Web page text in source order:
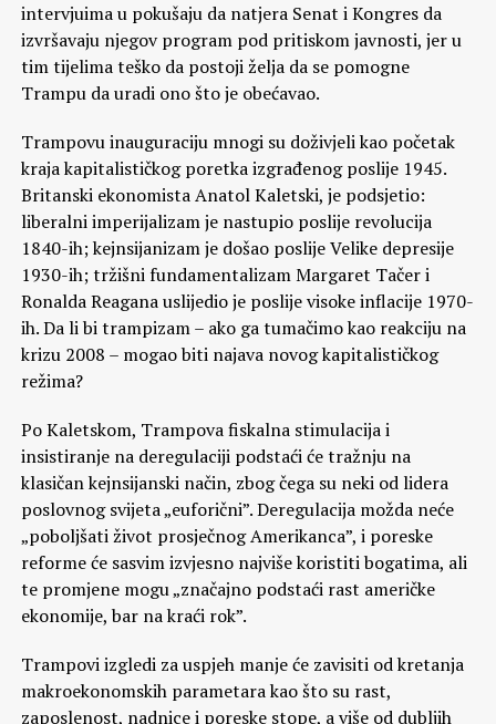
intervjuima u pokušaju da natjera Senat i Kongres da
izvršavaju njegov program pod pritiskom javnosti, jer u
tim tijelima teško da postoji želja da se pomogne
Trampu da uradi ono što je obećavao.
Trampovu inauguraciju mnogi su doživjeli kao početak
kraja kapitalističkog poretka izgrađenog poslije 1945.
Britanski ekonomista Anatol Kaletski, je podsjetio:
liberalni imperijalizam je nastupio poslije revolucija
1840-ih; kejnsijanizam je došao poslije Velike depresije
1930-ih; tržišni fundamentalizam Margaret Tačer i
Ronalda Reagana uslijedio je poslije visoke inflacije 1970-
ih. Da li bi trampizam – ako ga tumačimo kao reakciju na
krizu 2008 – mogao biti najava novog kapitalističkog
režima?
Po Kaletskom, Trampova fiskalna stimulacija i
insistiranje na deregulaciji podstaći će tražnju na
klasičan kejnsijanski način, zbog čega su neki od lidera
poslovnog svijeta „euforični”. Deregulacija možda neće
„poboljšati život prosječnog Amerikanca”, i poreske
reforme će sasvim izvjesno najviše koristiti bogatima, ali
te promjene mogu „značajno podstaći rast američke
ekonomije, bar na kraći rok”.
Trampovi izgledi za uspjeh manje će zavisiti od kretanja
makroekonomskih parametara kao što su rast,
zaposlenost, nadnice i poreske stope, a više od dubljih